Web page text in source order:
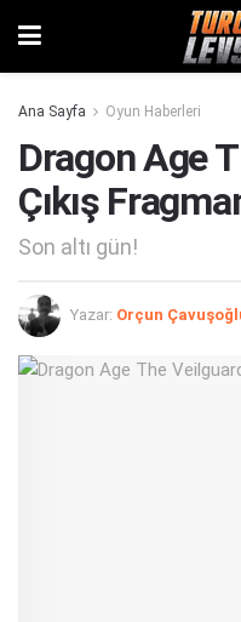
Ana Sayfa Oyun Haberleri
Dragon Age
Çıkış
Son altı gün!
Yazar: Orçun